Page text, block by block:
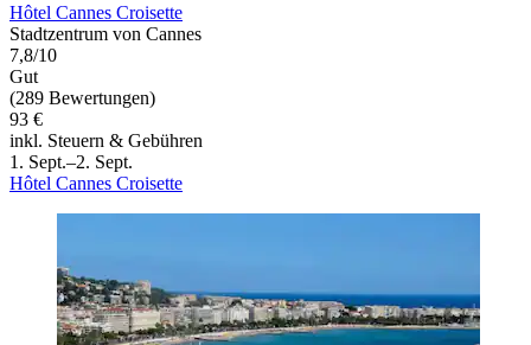
Hôtel Cannes Croisette
Stadtzentrum von Cannes
7,8/10
Gut
(289 Bewertungen)
93 €
inkl. Steuern & Gebühren
1. Sept.–2. Sept.
Hôtel Cannes Croisette